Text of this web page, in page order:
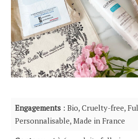
Engagements: Bio, Cruelty-free,
Personnalisable, Made in France